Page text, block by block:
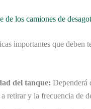
de los camiones de
importantes que deben
del tanque: Dependerá
retirar y la frecuencia de